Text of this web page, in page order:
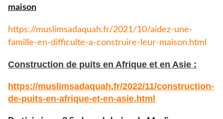
maison
https://muslimsadaquah.fr/2021/10/aidez-une-
famille-en-difficulte-a-construire-leur-maison.html
Construction de puits en Afrique et en Asie :
https://muslimsadaquah.fr/2022/11/construction-
de-puits-en-afrique-et-en-asie.html